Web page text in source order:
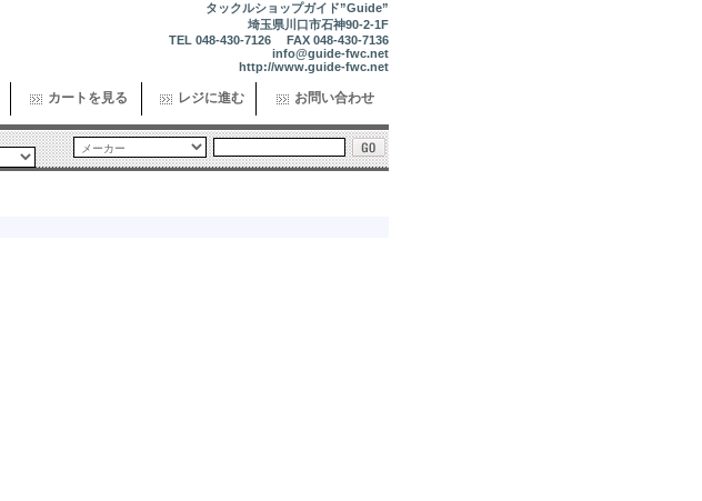
タックルショップガイド”Guide”
埼玉県川口市石神90-2-1F
TEL 048-430-7126 FAX 048-430-7136
info@guide-fwc.net
http://www.guide-fwc.net
カートを見る レジに進む お問い合わせ